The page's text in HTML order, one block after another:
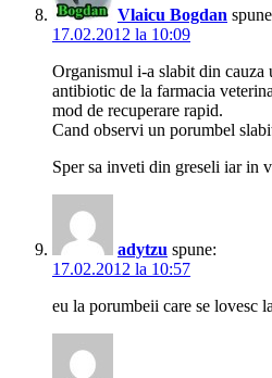
Vlaicu Bogdan
17.02.2012 la 10:09
Organismul i-a slabit din cauza
antibiotic de la farmacia
mod de recuperare rapid.
Cand observi un porumbel
Sper sa inveti din greseli iar in
adytzu spune:
17.02.2012 la 10:57
eu la porumbeii care se lovesc